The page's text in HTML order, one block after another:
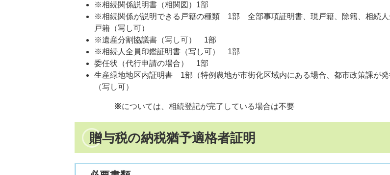
※相続関係説明書（相関図）1部
※相続関係が説明できる戸籍の種類
1部 全部事項証明書、現戸籍、除籍、相続
戸籍（写し可）
※遺産分割協議書（写し可）
1部
※相続人全員印鑑証明書（写し可）
1部
委任状（代行申請の場合） 1部
生産緑地地区内証明書 1部（特例農地が市街化区域内にある場合、都市政策課が発
（写し可）
※については、相続登記が完了している場合は不要
贈与税の納税猶予適格者証明